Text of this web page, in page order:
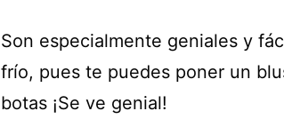
Son especialmente geniales y
frío, pues te puedes poner un
botas ¡Se ve genial!